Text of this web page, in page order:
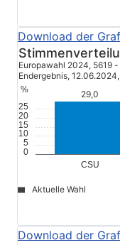
5
10
15
20
25
%
Europawahl 2024, 5619
Endergebnis, 12.06.2024,